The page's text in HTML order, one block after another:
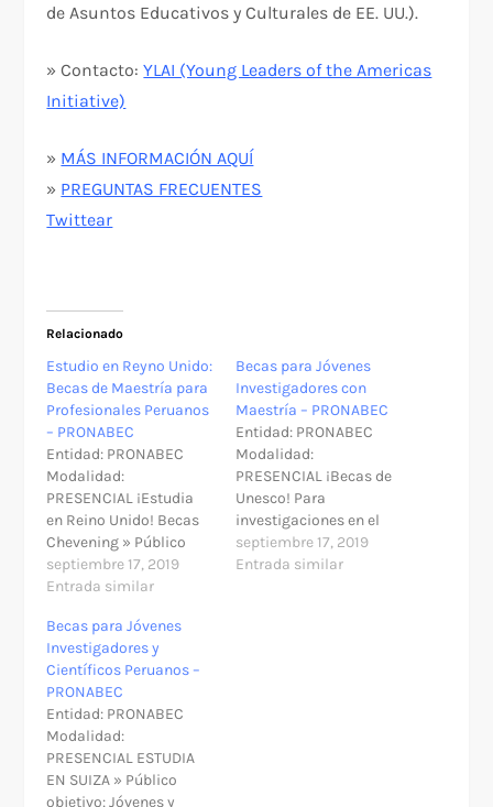
de Asuntos Educativos y Culturales de EE. UU.).
» Contacto:YLAI (Young Leaders of the Americas
Initiative)
» MÁS INFORMACIÓN AQUÍ
» PREGUNTAS FRECUENTES
Twittear
Relacionado
Estudio en Reyno Unido:
Becas de Maestría para
Profesionales Peruanos
– PRONABEC
Entidad: PRONABEC
Modalidad:
PRESENCIAL ¡Estudia
en Reino Unido! Becas
Chevening » Público
objetivo: Peruanos con
potencial de liderazgo,
académica y visión de
futuro para hacer
estudios de maestría en
Reino Unido. »
Beneficios • Costo de
visa • Pasajes aéreos •
Matrícula universitaria •
Mensualidad •
septiembre 17, 2019
Entrada similar
Becas para Jóvenes
Investigadores con
Maestría – PRONABEC
Entidad: PRONABEC
Modalidad:
PRESENCIAL ¡Becas de
Unesco! Para
investigaciones en el
extrajero » Público
objetivo: Investigadores
septiembre 17, 2019
Entrada similar
Becas para Jóvenes
Investigadores y
Científicos Peruanos –
PRONABEC
Entidad: PRONABEC
Modalidad:
PRESENCIAL ESTUDIA
EN SUIZA » Público
objetivo: Jóvenes y